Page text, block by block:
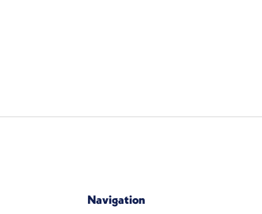
Navigation